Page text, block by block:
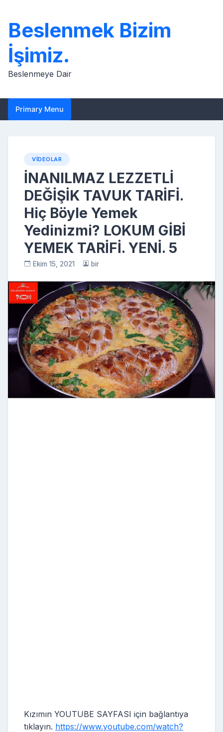
content
Beslenmek Bizim
İşimiz.
Beslenmeye Dair
Primary Menu
VIDEOLAR
İNANILMAZ LEZZETLİ
DEĞİŞİK TAVUK TARİFİ.
Hiç Böyle Yemek
Yedinizmi? LOKUM GİBİ
YEMEK TARİFİ. YENİ. 5
Ekim 15, 2021 bir
Kızımın YOUTUBE SAYFASI için bağlantıya
tıklayın. https://www.youtube.com/watch?